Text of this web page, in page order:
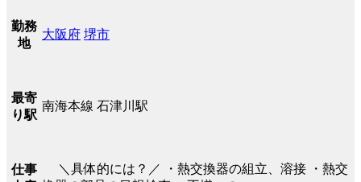
勤務
地
大阪府 堺市
最寄
り駅
南海本線 石津川駅
仕事
＼具体的には？／ ・熱交換器の組立、溶接 ・熱交